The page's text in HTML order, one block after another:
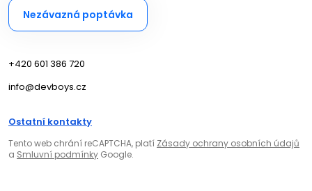
Nezávazná poptávka
+420 601 386 720
info@devboys.cz
Ostatní kontakty
Tento web chrání reCAPTCHA, platí Zásady ochrany osobních údajů
a Smluvní podmínky Google.